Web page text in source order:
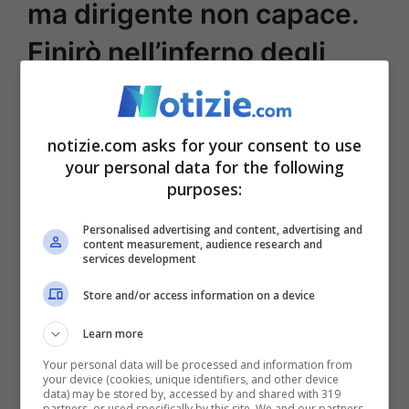
ma dirigente non capace.
Finirò nell’inferno degli
Cristiano Ronado, tornato allo United in estate dopo
l’esperienza alla Juventus
notizie.com asks for your consent to use
your personal data for the following
purposes:
Personalised advertising and content, advertising and
content measurement, audience research and
services development
Store and/or access information on a device
Learn more
Your personal data will be processed and information from
your device (cookies, unique identifiers, and other device
data) may be stored by, accessed by and shared with 319